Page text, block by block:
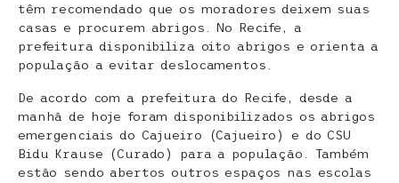
têm recomendado que os moradores deixem suas
casas e procurem abrigos. No Recife, a
prefeitura disponibiliza oito abrigos e orienta a
população a evitar deslocamentos.
De acordo com a prefeitura do Recife, desde a
manhã de hoje foram disponibilizados os abrigos
emergenciais do Cajueiro (Cajueiro) e do CSU
Bidu Krause (Curado) para a população. Também
estão sendo abertos outros espaços nas escolas